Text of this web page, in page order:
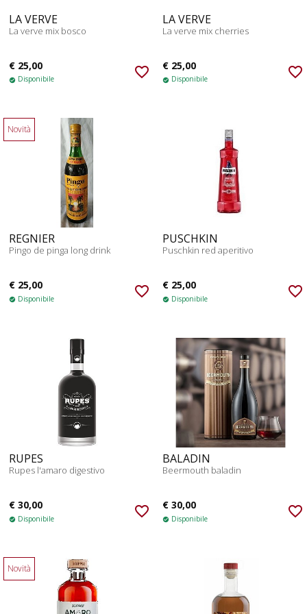
LA VERVE
La verve mix bosco
€ 25,00
check_circle Disponibile favorite_border
LA VERVE
La verve mix cherries
€ 25,00
check_circle Disponibile favorite_border
Novità
REGNIER
Pingo de pinga long drink
€ 25,00
check_circle Disponibile favorite_border
PUSCHKIN
Puschkin red aperitivo
€ 25,00
check_circle Disponibile favorite_border
RUPES
Rupes l'amaro digestivo
€ 30,00
check_circle Disponibile favorite_border
BALADIN
Beermouth baladin
€ 30,00
check_circle Disponibile favorite_border
Novità